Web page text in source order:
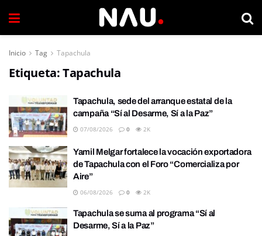
Inicio Tag Tapachula
Etiqueta:Tapachula
Tapachula, sede del arranque estatal de la
campaña “Sí al Desarme, Sí a la Paz”
07/08/2026 0 2K
Yamil Melgar fortalece la vocación exportadora
de Tapachula con el Foro “Comercializa por
Aire”
06/08/2026 0 2K
Tapachula se suma al programa “Sí al
Desarme, Sí a la Paz”